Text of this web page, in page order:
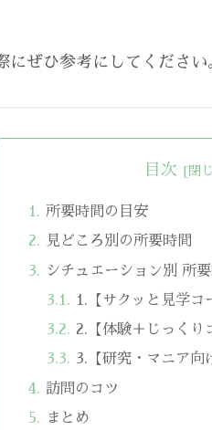
にぜひ参考にしてください
目次
所要時間の目安
見どころ別の所要時間
シチュエーション別 所
1.【サクッと見学コ
2.【体験＋じっくり
3.【研究・マニア向
訪問のコツ
まとめ